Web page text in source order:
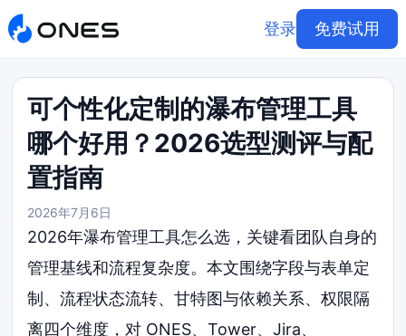
登录 免费试用
可个性化定制的瀑布管理工具
哪个好用？2026选型测评与配
置指南
2026年7月6日
2026年瀑布管理工具怎么选，关键看团队自身的
管理基线和流程复杂度。本文围绕字段与表单定
制、流程状态流转、甘特图与依赖关系、权限隔
离四个维度，对 ONES、Tower、Jira、